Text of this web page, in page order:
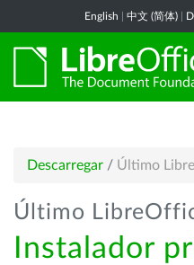
English 中文 (简体)
Descarregar / Último
Último
Instalador